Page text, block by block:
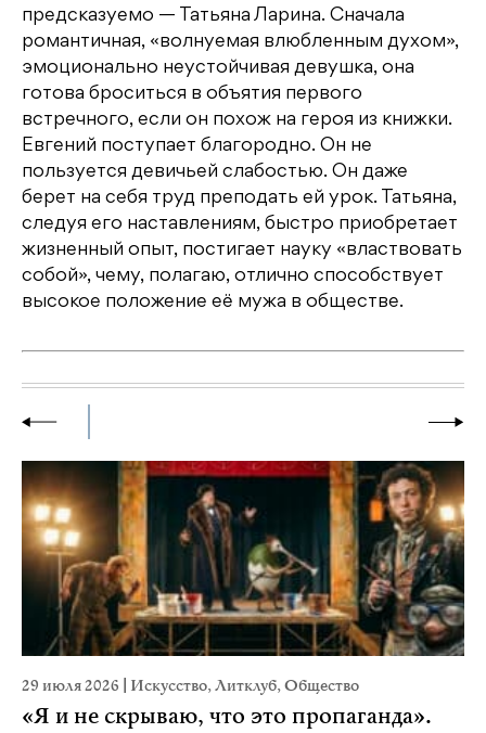
предсказуемо — Татьяна Ларина. Сначала
романтичная, «волнуемая влюбленным духом»,
эмоционально неустойчивая девушка, она
готова броситься в объятия первого
встречного, если он похож на героя из книжки.
Евгений поступает благородно. Он не
пользуется девичьей слабостью. Он даже
берет на себя труд преподать ей урок. Татьяна,
следуя его наставлениям, быстро приобретает
жизненный опыт, постигает науку «властвовать
собой», чему, полагаю, отлично способствует
высокое положение её мужа в обществе.
29 июля 2026 Искусство,Литклуб,Общество
«Я и не скрываю, что это пропаганда».